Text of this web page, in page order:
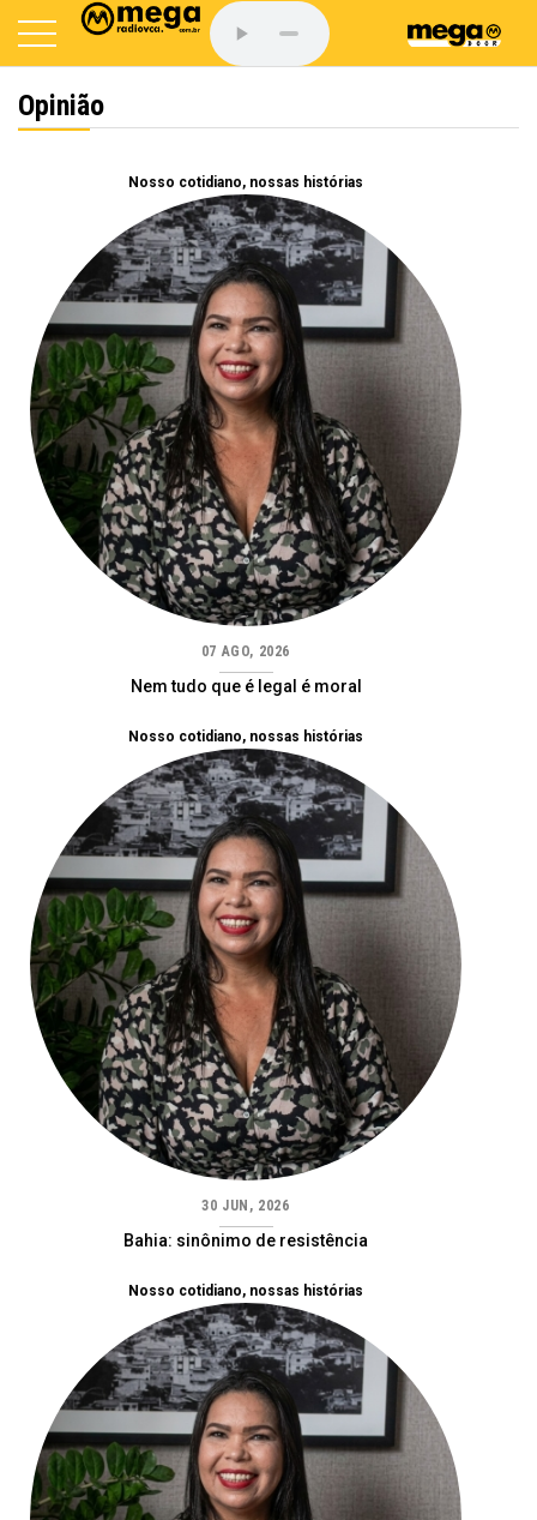
Opinião
Nosso cotidiano, nossas histórias
07 AGO, 2026
Nem tudo que é legal é moral
Nosso cotidiano, nossas histórias
30 JUN, 2026
Bahia: sinônimo de resistência
Nosso cotidiano, nossas histórias